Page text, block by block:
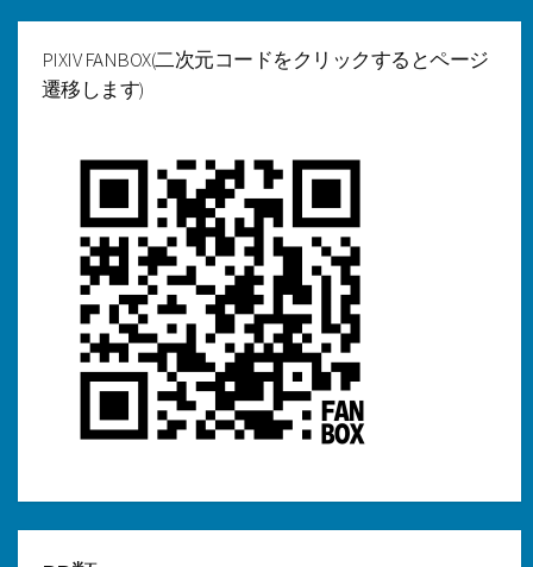
PIXIV FANBOX(二次元コードをクリックするとページ
遷移します)